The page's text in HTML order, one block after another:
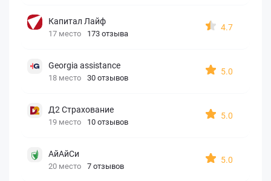
Капитал Лайф
17 место 173 отзыва
4.7
Georgia assistance
18 место 30 отзывов
5.0
Д2 Страхование
19 место 10 отзывов
5.0
АйАйСи
20 место 7 отзывов
5.0